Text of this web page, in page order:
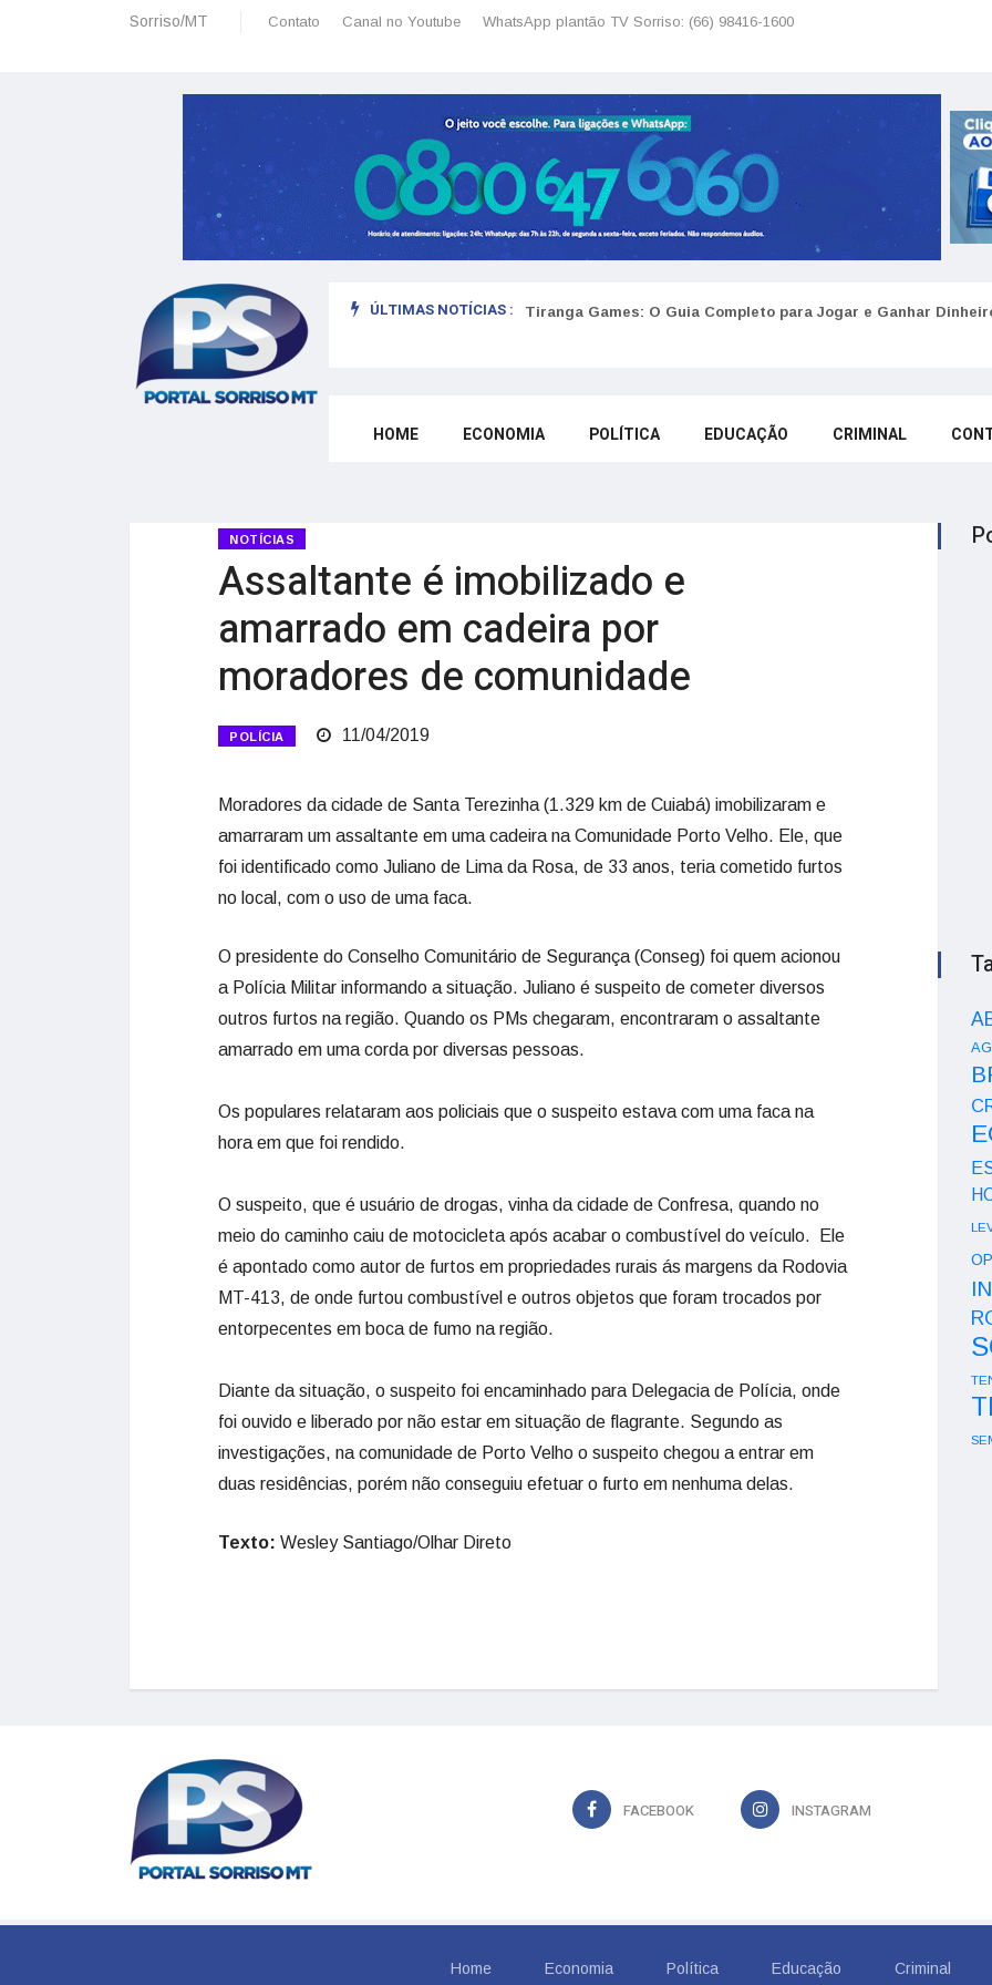
Sorriso/MT Contato Canal no Youtube WhatsApp plantão TV Sorriso: (66) 98416-1600
ÚLTIMAS NOTÍCIAS :
planeamento financeiro detalhado para não passar sufoco Tiranga Games: O Guia Completo para Jogar e Ganhar
HOME ECONOMIA POLÍTICA EDUCAÇÃO CRIMINAL
NOTÍCIAS
Assaltante é imobilizado e
amarrado em cadeira por
moradores de comunidade
POLÍCIA 11/04/2019
Moradores da cidade de Santa Terezinha (1.329 km de Cuiabá) imobilizaram e
amarraram um assaltante em uma cadeira na Comunidade Porto Velho. Ele, que
foi identificado como Juliano de Lima da Rosa, de 33 anos, teria cometido furtos
no local, com o uso de uma faca.
O presidente do Conselho Comunitário de Segurança (Conseg) foi quem acionou
a Polícia Militar informando a situação. Juliano é suspeito de cometer diversos
outros furtos na região. Quando os PMs chegaram, encontraram o assaltante
amarrado em uma corda por diversas pessoas.
Os populares relataram aos policiais que o suspeito estava com uma faca na
hora em que foi rendido.
O suspeito, que é usuário de drogas, vinha da cidade de Confresa, quando no
meio do caminho caiu de motocicleta após acabar o combustível do veículo. Ele
é apontado como autor de furtos em propriedades rurais ás margens da Rodovia
MT-413, de onde furtou combustível e outros objetos que foram trocados por
entorpecentes em boca de fumo na região.
Diante da situação, o suspeito foi encaminhado para Delegacia de Polícia, onde
foi ouvido e liberado por não estar em situação de flagrante. Segundo as
investigações, na comunidade de Porto Velho o suspeito chegou a entrar em
duas residências, porém não conseguiu efetuar o furto em nenhuma delas.
Texto: Wesley Santiago/Olhar Direto
FACEBOOK INSTAGRAM
Home Economia Política Educação Criminal